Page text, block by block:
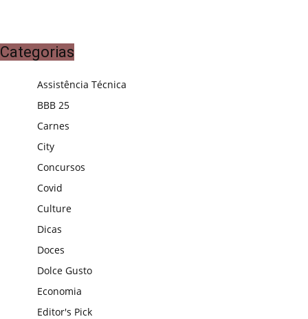
Categorias
Assistência Técnica
BBB 25
Carnes
City
Concursos
Covid
Culture
Dicas
Doces
Dolce Gusto
Economia
Editor's Pick